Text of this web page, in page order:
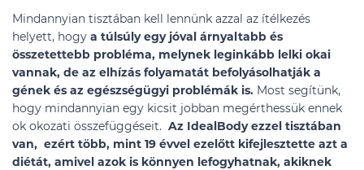
Mindannyian tisztában kell lennünk azzal az ítélkezés
helyett, hogy a túlsúly egy jóval árnyaltabb és
összetettebb probléma, melynek leginkább lelki okai
vannak, de az elhízás folyamatát befolyásolhatják a
gének és az egészségügyi problémák is. Most segítünk,
hogy mindannyian egy kicsit jobban megérthessük ennek
ok okozati összefüggéseit. Az IdealBody ezzel tisztában
van, ezért több, mint 19 évvel ezelőtt kifejlesztette azt a
diétát, amivel azok is könnyen lefogyhatnak, akiknek